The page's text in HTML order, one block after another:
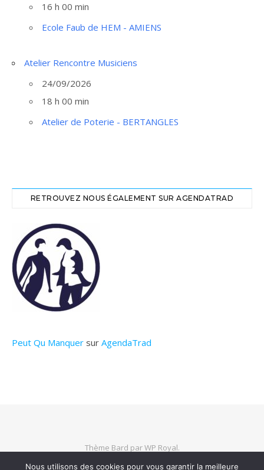
16 h 00 min
Ecole Faub de HEM - AMIENS
Atelier Rencontre Musiciens
24/09/2026
18 h 00 min
Atelier de Poterie - BERTANGLES
RETROUVEZ NOUS ÉGALEMENT SUR AGENDATRAD
Peut Qu Manquer sur AgendaTrad
Thème Bard parWP Royal.
Nous utilisons des cookies pour vous garantir la meilleure